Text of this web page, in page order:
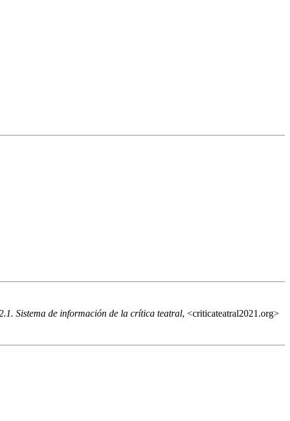
Sistema de información de la crítica teatral, <criticateatral2021.org>